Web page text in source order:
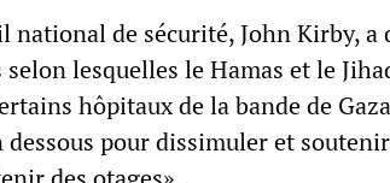
de sécurité, John Kirby, a
lesquelles le Hamas et le
hôpitaux de la bande de
pour dissimuler et